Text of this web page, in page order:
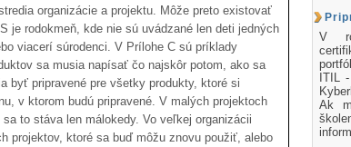
organizácie a projektu. Môže preto existovať
je rodokmeň, kde nie sú uvádzané len deti jedných
viacerí súrodenci. V Prílohe C sú príklady
sa musia napísať čo najskôr potom, ako sa
byť pripravené pre všetky produkty, ktoré si
v ktorom budú pripravené. V malých projektoch
to stáva len málokedy. Vo veľkej organizácii
projektov, ktoré sa buď môžu znovu použiť, alebo
V
ITIL
Ak